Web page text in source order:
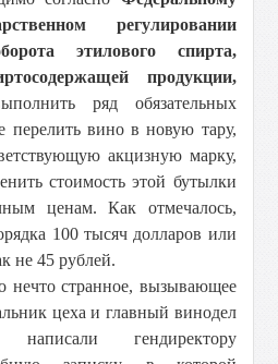
регулировании
этилового спирта,
продукции,
ряд обязательных
перелить вино в новую тару,
акцизную марку,
стоимость этой бутылки
ценам. Как отмечалось,
100 тысяч долларов или
не 45 рублей.
нечто странное, вызывающее
цеха и главный винодел
написали гендиректору